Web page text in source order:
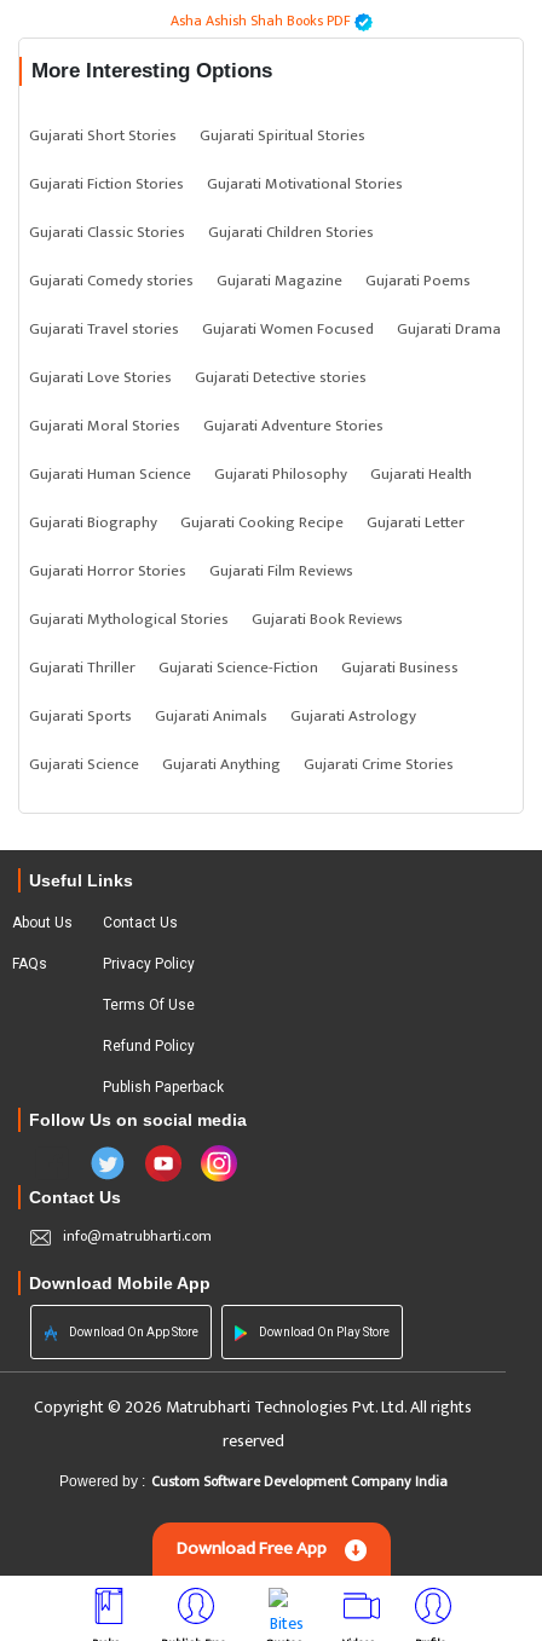
Asha Ashish Shah Books PDF
More Interesting Options
Gujarati Short Stories
Gujarati Spiritual Stories
Gujarati Fiction Stories
Gujarati Motivational Stories
Gujarati Classic Stories
Gujarati Children Stories
Gujarati Comedy stories
Gujarati Magazine
Gujarati Poems
Gujarati Travel stories
Gujarati Women Focused
Gujarati Drama
Gujarati Love Stories
Gujarati Detective stories
Gujarati Moral Stories
Gujarati Adventure Stories
Gujarati Human Science
Gujarati Philosophy
Gujarati Health
Gujarati Biography
Gujarati Cooking Recipe
Gujarati Letter
Gujarati Horror Stories
Gujarati Film Reviews
Gujarati Mythological Stories
Gujarati Book Reviews
Gujarati Thriller
Gujarati Science-Fiction
Gujarati Business
Gujarati Sports
Gujarati Animals
Gujarati Astrology
Gujarati Science
Gujarati Anything Gujarati Crime Stories
Useful Links
About Us
FAQs
Contact Us
Privacy Policy
Terms Of Use
Refund Policy
Publish Paperback
Follow Us on social media
Contact Us
info@matrubharti.com
Download Mobile App
Download On App Store Download On Play Store
Copyright © 2026 Matrubharti Technologies Pvt. Ltd. All rights
reserved
Powered by : Custom Software Development Company India
Download Free App